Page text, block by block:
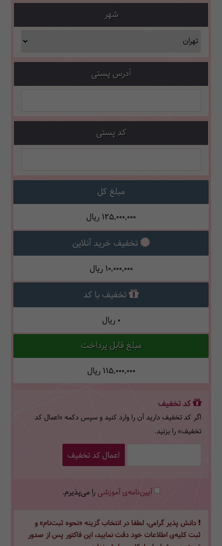
شهر
آدرس پستی
کد پستی
مبلغ کل
125,000,000 ریال
تخفیف خرید آنلاین
10,000,000 ریال
تخفیف با کد
0 ریال
مبلغ قابل پرداخت
115,000,000 ریال
کد تخفیف
اگر کد تخفیف دارید آن را وارد کنید و سپس دکمه «اعمال کد
تخفیف» را بزنید.
اعمال کد تخفیف
آیین‌نامه‌ی آموزشی را می‌پذیرم.
دانش پذیر گرامی، لطفا در انتخاب گزینه «نحوه ثبت‌نام» و
ثبت کلیه‌ی اطلاعات خود دقت نمایید، این فاکتور پس از صدور